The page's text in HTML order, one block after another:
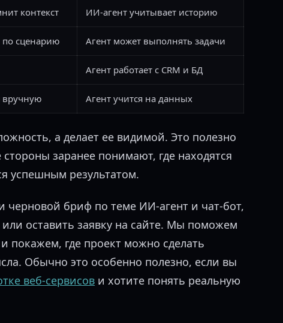
контекст ИИ-агент учитывает историю
по сценарию Агент может выполнять задачи
Агент работает с CRM и БД
вручную Агент учится на данных
а делает ее видимой. Это полезно
заранее понимают, где находятся
успешным результатом.
черновой бриф по теме ИИ-агент и чат-бот,
оставить заявку на сайте. Мы поможем
покажем, где проект можно сделать
Обычно это особенно полезно, если вы
веб-сервисов и хотите понять реальную